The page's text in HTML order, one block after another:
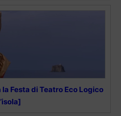
Festa di Teatro Eco Logico